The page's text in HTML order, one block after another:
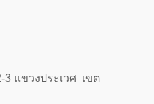
แขวงประเวศ เขต